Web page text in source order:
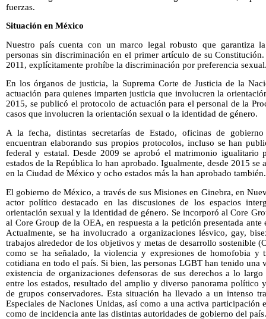
fuerzas.
Situación en México
Nuestro país cuenta con un marco legal robusto que garantiza
personas sin discriminación en el primer artículo de su
2011, explícitamente prohíbe la discriminación por preferencia
En los órganos de justicia, la Suprema Corte de Justicia de la
actuación para quienes imparten justicia que involucren la
2015, se publicó el protocolo de actuación para el personal de la
casos que involucren la orientación sexual o la identidad de género.
A la fecha, distintas secretarías de Estado, oficinas de
encuentran elaborando sus propios protocolos, incluso se han
federal y estatal. Desde 2009 se aprobó el matrimonio
estados de la República lo han aprobado. Igualmente, desde 2015
en la Ciudad de México y ocho estados más la han aprobado también.
El gobierno de México, a través de sus Misiones en Ginebra, en
actor político destacado en las discusiones de los espacios
orientación sexual y la identidad de género. Se incorporó al Core
al Core Group de la OEA, en respuesta a la petición presentada
Actualmente, se ha involucrado a organizaciones lésvico, gay,
trabajos alrededor de los objetivos y metas de desarrollo sostenible
como se ha señalado, la violencia y expresiones de homofobia y
cotidiana en todo el país. Si bien, las personas LGBT han tenido una
existencia de organizaciones defensoras de sus derechos a lo
entre los estados, resultado del amplio y diverso panorama político
de grupos conservadores. Esta situación ha llevado a un intenso
Especiales de Naciones Unidas, así como a una activa participación
como de incidencia ante las distintas autoridades de gobierno del país.